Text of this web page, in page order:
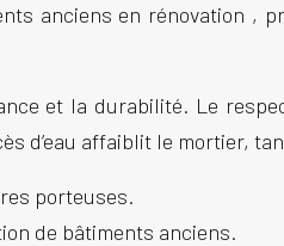
anciens en rénovation ,
et la durabilité. Le
d’eau affaiblit le mortier,
porteuses.
de bâtiments anciens.